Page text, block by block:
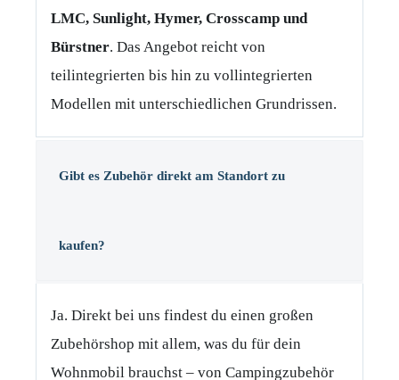
LMC, Sunlight, Hymer, Crosscamp und
Bürstner. Das Angebot reicht von
teilintegrierten bis hin zu vollintegrierten
Modellen mit unterschiedlichen Grundrissen.
Gibt es Zubehör direkt am Standort zu
kaufen?
Ja. Direkt bei uns findest du einen großen
Zubehörshop mit allem, was du für dein
Wohnmobil brauchst – von Campingzubehör